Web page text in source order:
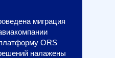
миграция
ORS
налажены